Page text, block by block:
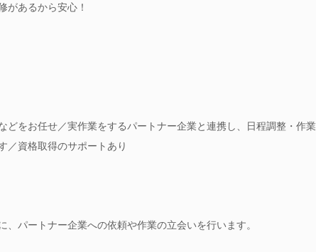
があるから安心！
どをお任せ／実作業をするパートナー企業と連携し、日程調整・作業
／資格取得のサポートあり
、パートナー企業への依頼や作業の立会いを行います。